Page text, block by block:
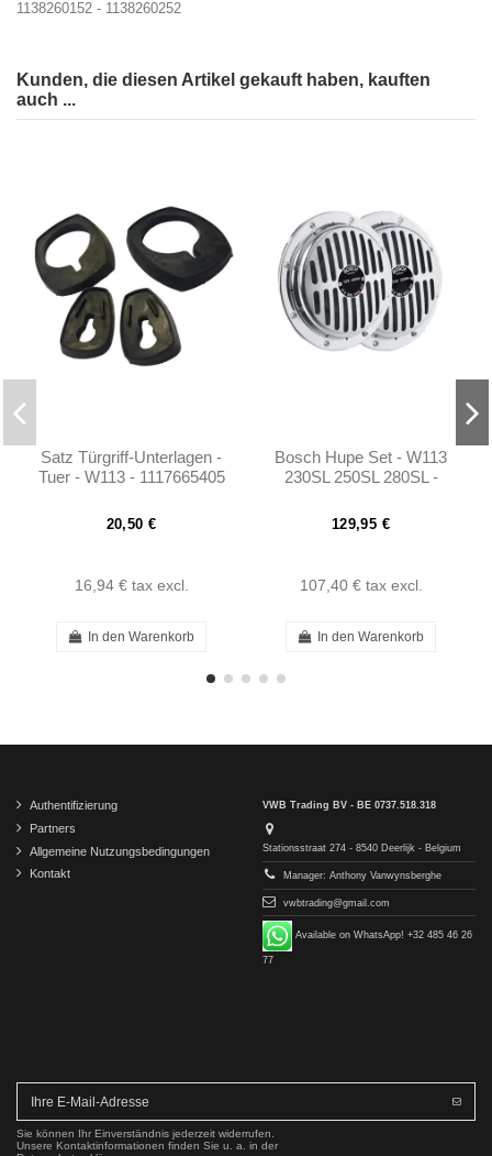
1138260152 - 1138260252
Kunden, die diesen Artikel gekauft haben, kauften
auch ...
Satz Türgriff-Unterlagen -
Tuer - W113 - 1117665405
1117665305 - 1117665105
20,50 €
16,94 € tax excl.
In den Warenkorb
Bosch Hupe Set - W113
230SL 250SL 280SL -
129,95 €
107,40 € tax excl.
In den Warenkorb
Authentifizierung
Partners
Allgemeine Nutzungsbedingungen
Kontakt
VWB Trading BV - BE 0737.518.318
Stationsstraat 274 - 8540 Deerlijk - Belgium
Manager: Anthony Vanwynsberghe
vwbtrading@gmail.com
Available on WhatsApp! +32 485 46 26
77
Sie können Ihr Einverständnis jederzeit widerrufen.
Unsere Kontaktinformationen finden Sie u. a. in der